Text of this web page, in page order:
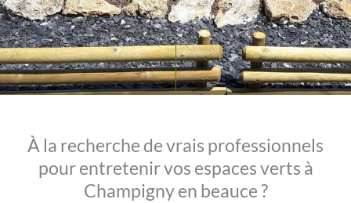
À la recherche de vrais professionnels
pour entretenir vos espaces verts à
Champigny en beauce ?